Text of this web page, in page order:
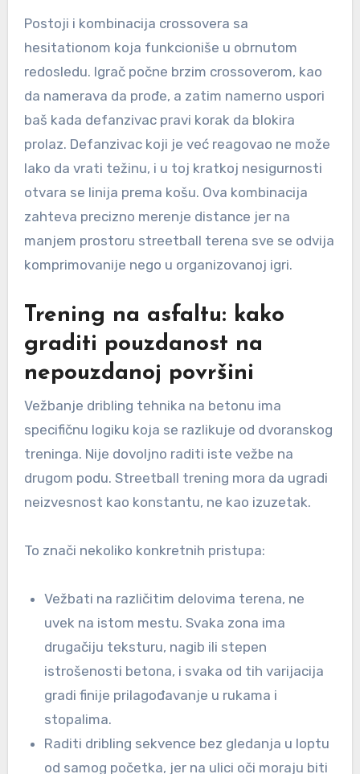
Postoji i kombinacija crossovera sa
hesitationom koja funkcioniše u obrnutom
redosledu. Igrač počne brzim crossoverom, kao
da namerava da prođe, a zatim namerno uspori
baš kada defanzivac pravi korak da blokira
prolaz. Defanzivac koji je već reagovao ne može
lako da vrati težinu, i u toj kratkoj nesigurnosti
otvara se linija prema košu. Ova kombinacija
zahteva precizno merenje distance jer na
manjem prostoru streetball terena sve se odvija
komprimovanije nego u organizovanoj igri.
Trening na asfaltu: kako
graditi pouzdanost na
nepouzdanoj površini
Vežbanje dribling tehnika na betonu ima
specifičnu logiku koja se razlikuje od dvoranskog
treninga. Nije dovoljno raditi iste vežbe na
drugom podu. Streetball trening mora da ugradi
neizvesnost kao konstantu, ne kao izuzetak.
To znači nekoliko konkretnih pristupa:
Vežbati na različitim delovima terena, ne
uvek na istom mestu. Svaka zona ima
drugačiju teksturu, nagib ili stepen
istrošenosti betona, i svaka od tih varijacija
gradi finije prilagođavanje u rukama i
stopalima.
Raditi dribling sekvence bez gledanja u loptu
od samog početka, jer na ulici oči moraju biti